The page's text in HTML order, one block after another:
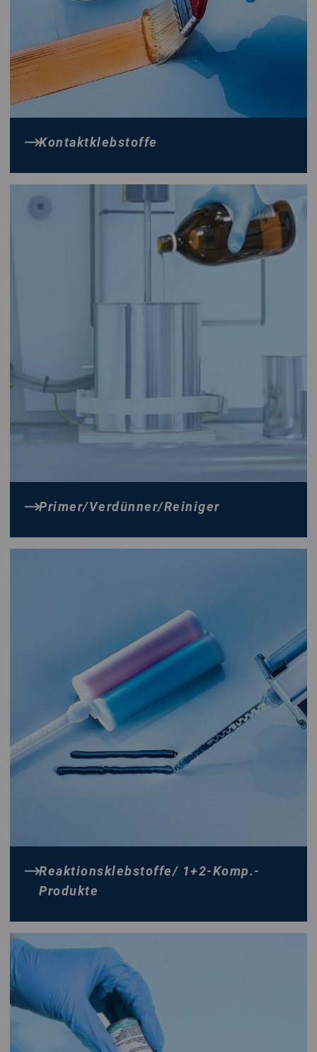
Kontaktklebstoffe
Primer/Verdünner/Reiniger
Reaktionsklebstoffe/ 1+2-Komp.-
Produkte